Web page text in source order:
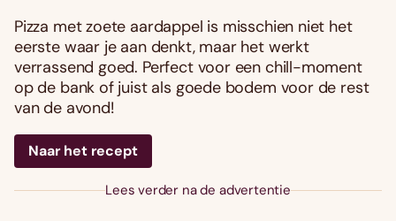
Pizza met zoete aardappel is misschien niet het
eerste waar je aan denkt, maar het werkt
verrassend goed. Perfect voor een chill-moment
op de bank of juist als goede bodem voor de rest
van de avond!
Naar het recept
Lees verder na de advertentie